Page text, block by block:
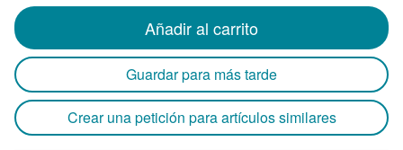
Añadir al carrito
Guardar para más tarde
Crear una petición para artículos similares